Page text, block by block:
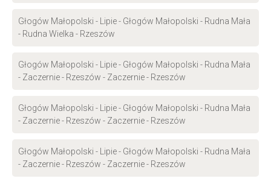
Głogów Małopolski - Lipie - Głogów Małopolski - Rudna Mała
- Rudna Wielka - Rzeszów
Głogów Małopolski - Lipie - Głogów Małopolski - Rudna Mała
- Zaczernie - Rzeszów - Zaczernie - Rzeszów
Głogów Małopolski - Lipie - Głogów Małopolski - Rudna Mała
- Zaczernie - Rzeszów - Zaczernie - Rzeszów
Głogów Małopolski - Lipie - Głogów Małopolski - Rudna Mała
- Zaczernie - Rzeszów - Zaczernie - Rzeszów